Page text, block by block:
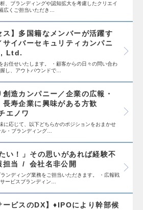
、ブランディングや認知拡大を考慮したクリエイ
広くご担当いただき…
ス】多国籍なメンバーが活躍す
イバーセキュリティカンパニ
Ltd.
お任せいたします。 ・顧客からの日々の問い合わ
し、アウトバウンドで…
造カンパニー／企業の広報・
寿企業に興味がある方歓
エノワ
に応じて、以下どちらかのポジションをおまかせ
・ブランディング…
い！」その思いがあれば経験不
当
会社名非公開
ンディング業務をご担当いただきます。 ・広報戦
ービスブランディン…
ービスのDX】♦IPOにより幹部候